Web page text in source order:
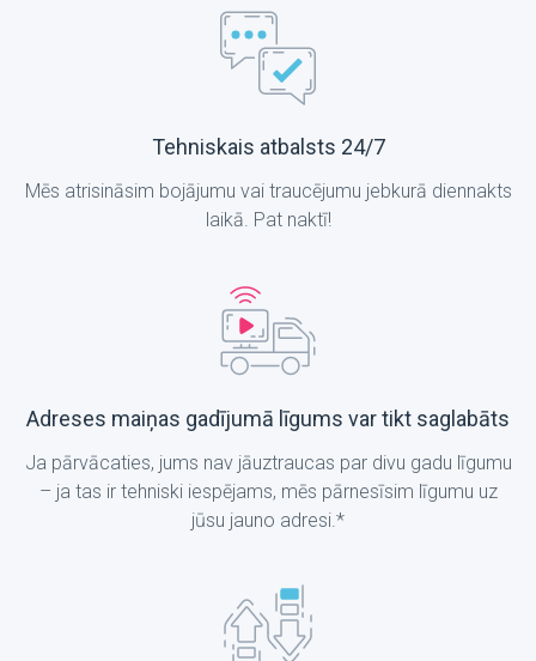
Tehniskais atbalsts 24/7
Mēs atrisināsim bojājumu vai traucējumu jebkurā diennakts
laikā. Pat naktī!
Adreses maiņas gadījumā līgums var tikt saglabāts
Ja pārvācaties, jums nav jāuztraucas par divu gadu līgumu
– ja tas ir tehniski iespējams, mēs pārnesīsim līgumu uz
jūsu jauno adresi.*